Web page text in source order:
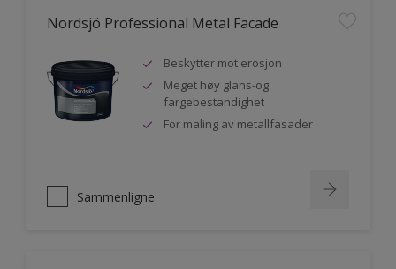
Nordsjö Professional Metal Facade
Beskytter mot erosjon
Meget høy glans-og
fargebestandighet
For maling av metallfasader
Sammenligne